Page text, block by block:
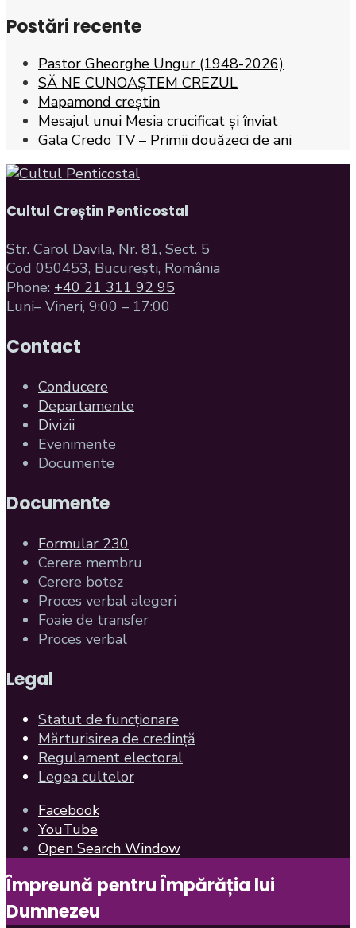
Postări recente
Pastor Gheorghe Ungur (1948-2026)
SĂ NE CUNOAȘTEM CREZUL
Mapamond creștin
Mesajul unui Mesia crucificat și înviat
Gala Credo TV – Primii douăzeci de ani
Cultul Creștin Penticostal
Str. Carol Davila, Nr. 81, Sect. 5
Cod 050453, București, România
Phone: +40 21 311 92 95
Luni– Vineri, 9:00 – 17:00
Contact
Conducere
Departamente
Divizii
Evenimente
Documente
Documente
Formular 230
Cerere membru
Cerere botez
Proces verbal alegeri
Foaie de transfer
Proces verbal
Legal
Statut de funcționare
Mărturisirea de credință
Regulament electoral
Legea cultelor
Facebook
YouTube
Open Search Window
Împreună pentru Împărăția lui
Dumnezeu